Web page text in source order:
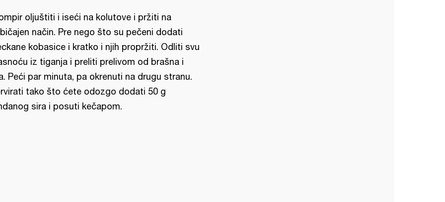
oljuštiti i iseći na kolutove i pržiti na
način. Pre nego što su pečeni dodati
kobasice i kratko i njih propržiti. Odliti svu
iz tiganja i preliti prelivom od brašna i
Peći par minuta, pa okrenuti na drugu stranu.
tako što ćete odozgo dodati 50 g
sira i posuti kečapom.